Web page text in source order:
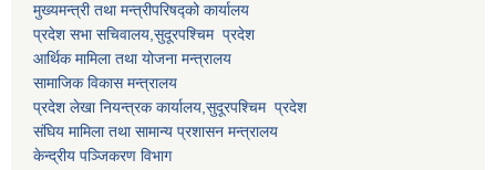
मुख्यमन्त्री तथा मन्त्रीपरिषद्को कार्यालय
प्रदेश सभा सचिवालय,सुदूरपश्चिम प्रदेश
आर्थिक मामिला तथा योजना मन्त्रालय
सामाजिक विकास मन्त्रालय
प्रदेश लेखा नियन्त्रक कार्यालय,सुदूरपश्चिम प्रदेश
संघिय मामिला तथा सामान्य प्रशासन मन्त्रालय
केन्द्रीय पञ्जिकरण विभाग